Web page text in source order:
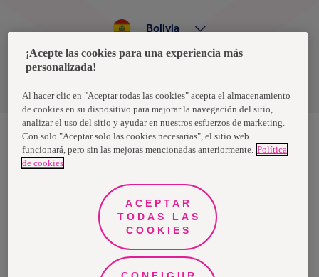
Política de privacidad de datos
Bolivia
Nosotras, una marca de Essity - una compañía global líder en
higiene y salud. Cada día, mil millones de personas, en todo el
propósito es romper barreras por el bienestar en beneficio de
consumidores, pacientes, cuidadores, clientes y la sociedad en
general. Vendemos en aproximadamente 150 países bajo las
principales marcas globales TENA y Tork, así como otras marcas
como Actimove, Cutimed, JOBST, Knix, Leukoplast, Libero, Libresse,
Lotus, Modibodi, Nosotras, Saba, Tempo, TOM Organic y Zewa. En
2024, Essity tuvo ventas de aproximadamente 13 mil millones de
euros y empleó a 36,000 personas. La sede de la compañía está
ubicada en Estocolmo, Suecia, y Essity cotiza en Nasdaq Estocolmo.
¡Acepte las cookies para una experiencia más
personalizada!
Al hacer clic en "Aceptar todas las cookies" acepta el almacenamiento
de cookies en su dispositivo para mejorar la navegación del sitio,
analizar el uso del sitio y ayudar en nuestros esfuerzos de marketing.
Con solo "Aceptar solo las cookies necesarias", el sitio web
funcionará, pero sin las mejoras mencionadas anteriormente. Política
de cookies
ACEPTAR
TODAS LAS
COOKIES